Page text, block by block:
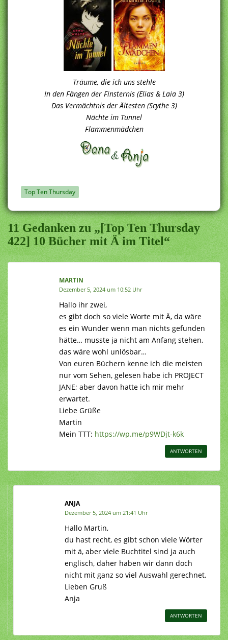
Träume, die ich uns stehle
In den Fängen der Finsternis (Elias & Laia 3)
Das Vermächtnis der Ältesten (Scythe 3)
Nächte im Tunnel
Flammenmädchen
Top Ten Thursday
11 Gedanken zu „[Top Ten Thursday
422] 10 Bücher mit Ä im Titel“
MARTIN
Dezember 5, 2024 um 10:52 Uhr
Hallo ihr zwei,
es gibt doch so viele Worte mit Ä, da wäre
es ein Wunder wenn man nichts gefunden
hätte… musste ja nicht am Anfang stehen,
das wäre wohl unlösbar…
Von euren Büchern kenne ich die meisten
nur vom Sehen, gelesen habe ich PROJECT
JANE; aber davon hatte ich mir mehr
erwartet.
Liebe Grüße
Martin
Mein TTT: https://wp.me/p9WDjt-k6k
ANTWORTEN
ANJA
Dezember 5, 2024 um 21:41 Uhr
Hallo Martin,
du hast recht, es gibt schon viele Wörter
mit ä, aber viele Buchtitel sind ja auch
englisch, daher haben wir dann doch
nicht mit ganz so viel Auswahl gerechnet.
Lieben Gruß
Anja
ANTWORTEN